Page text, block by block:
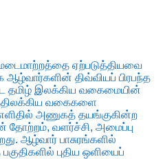
ஏற்படுத்தியவை
ஆழ்வார்களின் திவ்வியப் பிரபந்த
தமிழ் இலக்கிய வகைமையின்
வகைகளை
அணுகத் தயங்குகின்ற
வளர்ச்சி, அமைப்பு
ஆழ்வார் பாசுரங்களில்
புதிய ஒளியைப்